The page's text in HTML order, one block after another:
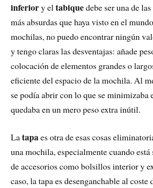
inferiory eltabiquedebe ser una de
más absurdas que haya visto en el
mochilas, no puedo encontrar ningún
y tengo claras las desventajas: añade
colocación de elementos grandes o
eficiente del espacio de la mochila. Al
se podía abrir con lo que se minimizaba
quedaba en un mero peso extra inútil.
Latapaes otra de esas cosas
una mochila, especialmente cuando está
de accesorios como bolsillos interior y
caso, la tapa es desenganchable al coste